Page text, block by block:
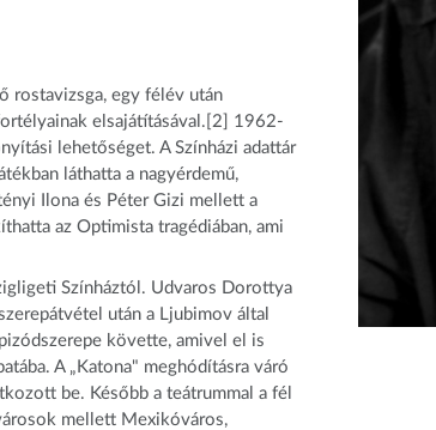
rostavizsga, egy félév után
elsajátításával.[2] 1962-
lehetőséget. A Színházi adattár
láthatta a nagyérdemű,
Ilona és Péter Gizi mellett a
az Optimista tragédiában, ami
Színháztól. Udvaros Dorottya
után a Ljubimov által
követte, amivel el is
A „Katona" meghódításra váró
be. Később a teátrummal a fél
mellett Mexikóváros,